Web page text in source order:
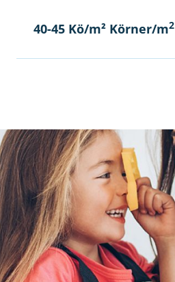
40-45 Kö/m² Körner/m2